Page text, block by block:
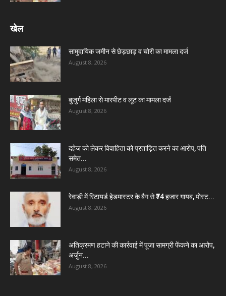
खेल
सामुदायिक जमीन से छेड़छाड़ व चोरी का मामला दर्ज
August 8, 2026
बुजुर्ग महिला से मारपीट व लूट का मामला दर्ज
August 8, 2026
दहेज को लेकर विवाहिता को प्रताड़ित करने का आरोप, पति
समेत...
August 8, 2026
रेवाड़ी में रिटायर्ड हेडमास्टर के बैग से ₹74 हजार गायब, पोस्ट...
August 8, 2026
अतिक्रमण हटाने की कार्रवाई में पूजा सामग्री फेंकने का आरोप,
अर्जुन...
August 8, 2026